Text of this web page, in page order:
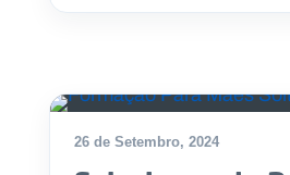
26 de Setembro, 2024